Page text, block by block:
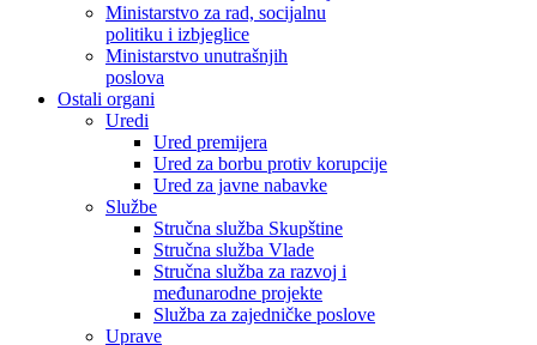
Ministarstvo za rad, socijalnu
politiku i izbjeglice
Ministarstvo unutrašnjih
poslova
Ostali organi
Uredi
Ured premijera
Ured za borbu protiv korupcije
Ured za javne nabavke
Službe
Stručna služba Skupštine
Stručna služba Vlade
Stručna služba za razvoj i
međunarodne projekte
Služba za zajedničke poslove
Uprave